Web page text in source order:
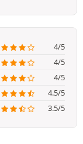
4/5
4/5
4/5
4.5/5
3.5/5